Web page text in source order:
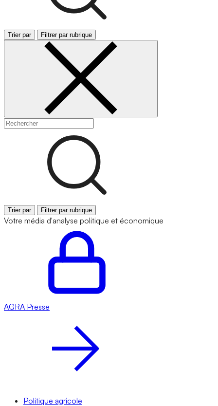
Trier par Filtrer par rubrique
Trier par Filtrer par rubrique
Votre média d'analyse politique et économique
AGRA Presse
Politique agricole